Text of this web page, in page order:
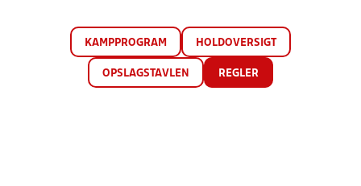
KAMPPROGRAM HOLDOVERSIGT
OPSLAGSTAVLEN REGLER